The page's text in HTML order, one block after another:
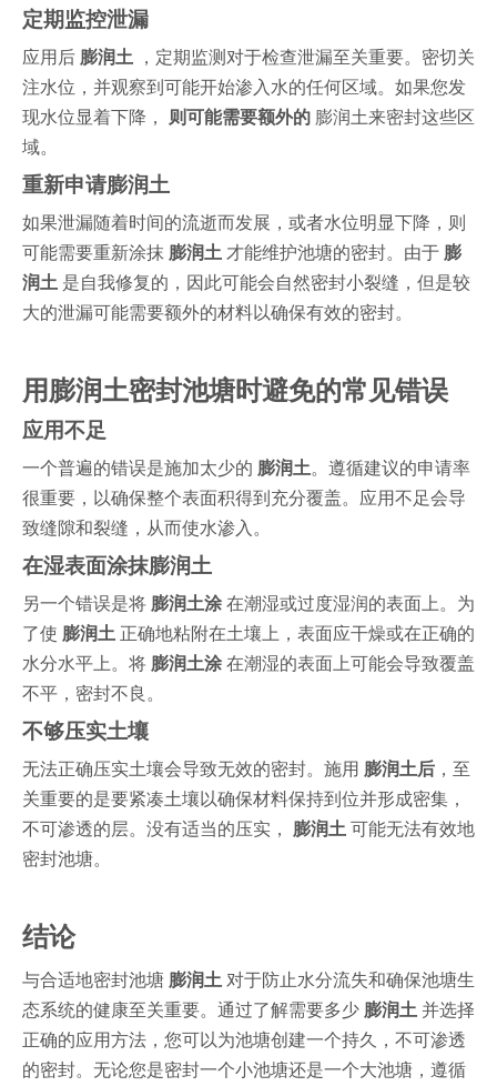
定期监控泄漏
应用后膨润土 ，定期监测对于检查泄漏至关重要。密切关
注水位，并观察到可能开始渗入水的任何区域。如果您发
现水位显着下降， 则可能需要额外的膨润土来密封这些区
域。
重新申请膨润土
如果泄漏随着时间的流逝而发展，或者水位明显下降，则
可能需要重新涂抹膨润土才能维护池塘的密封。由于膨
润土 是自我修复的，因此可能会自然密封小裂缝，但是较
大的泄漏可能需要额外的材料以确保有效的密封。
用膨润土密封池塘时避免的常见错误
应用不足
一个普遍的错误是施加太少的 膨润土。遵循建议的申请率
很重要，以确保整个表面积得到充分覆盖。应用不足会导
致缝隙和裂缝，从而使水渗入。
在湿表面涂抹膨润土
另一个错误是将膨润土涂在潮湿或过度湿润的表面上。为
了使 膨润土正确地粘附在土壤上，表面应干燥或在正确的
水分水平上。将膨润土涂在潮湿的表面上可能会导致覆盖
不平，密封不良。
不够压实土壤
无法正确压实土壤会导致无效的密封。施用 膨润土后 ，至
关重要的是要紧凑土壤以确保材料保持到位并形成密集，
不可渗透的层。没有适当的压实， 膨润土可能无法有效地
密封池塘。
结论
与合适地密封池塘膨润土对于防止水分流失和确保池塘生
态系统的健康至关重要。通过了解需要多少膨润土 并选择
正确的应用方法，您可以为池塘创建一个持久，不可渗透
的密封。无论您是密封一个小池塘还是一个大池塘，遵循